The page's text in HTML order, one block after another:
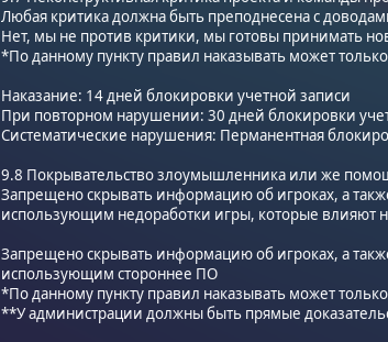
Любая критика должна быть преподнесена с
Нет, мы не против критики, мы готовы принимать
*По данному пункту правил наказывать может
Наказание: 14 дней блокировки учетной записи
При повторном нарушении: 30 дней блокировки
Систематические нарушения: Перманентная
9.8 Покрывательство злоумышленника или же
Запрещено скрывать информацию об игроках, а
использующим недоработки игры, которые влияют
Запрещено скрывать информацию об игроках, а
использующим стороннее ПО
*По данному пункту правил наказывать может
**У администрации должны быть прямые